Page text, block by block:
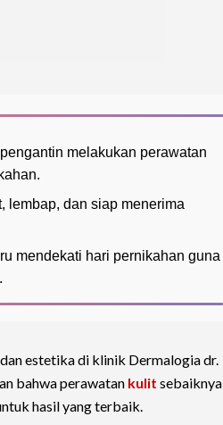
melakukan perawatan
lembap, dan siap menerima
mendekati hari pernikahan guna
estetika di klinik Dermalogia dr.
bahwa perawatan kulit sebaiknya
hasil yang terbaik.